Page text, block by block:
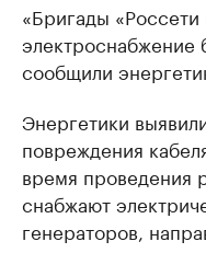
«Бригады
электроснабжение
сообщили
Энергетики
повреждения
время проведения
снабжают
генераторов,